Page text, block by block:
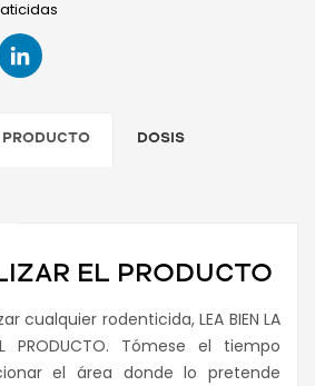
DOSIS
EL PRODUCTO
cualquier rodenticida, LEA BIEN LA
PRODUCTO. Tómese el tiempo
el área donde lo pretende